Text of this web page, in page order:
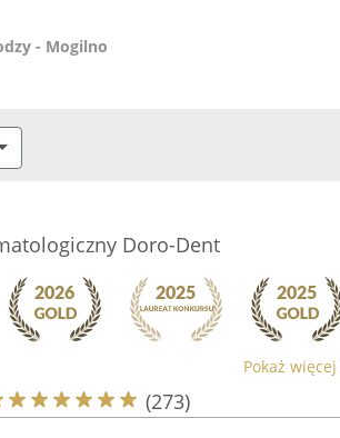
- Mogilno
Doro-Dent
Pokaż więcej
(273)